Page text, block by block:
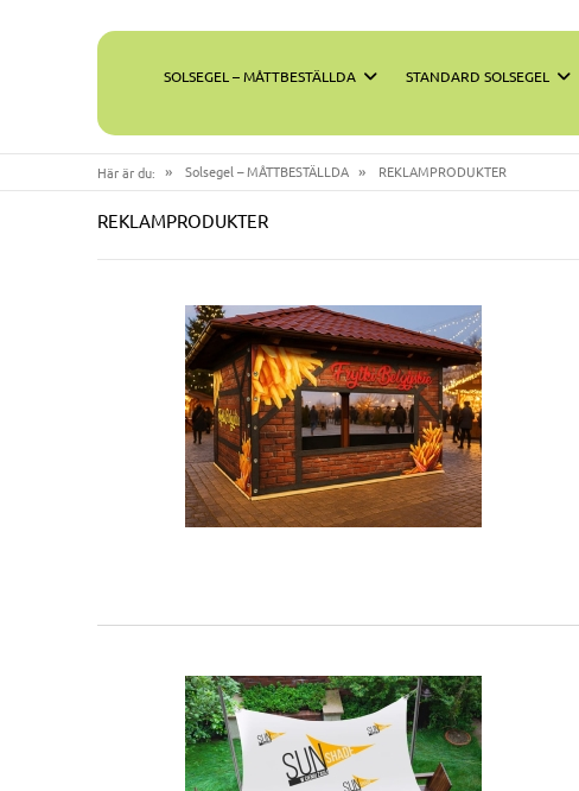
SOLSEGEL – MÅTTBESTÄLLDA STANDARD SOLSEGEL
Här är du: » Solsegel – MÅTTBESTÄLLDA » REKLAMPRODUKTER
REKLAMPRODUKTER